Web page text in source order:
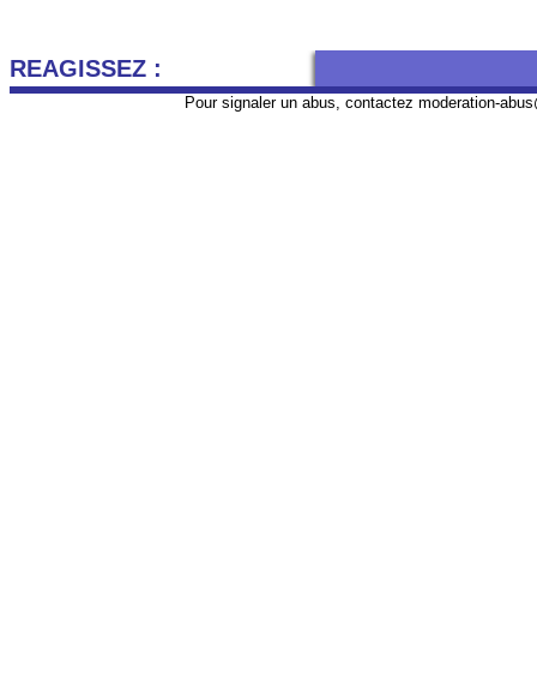
REAGISSEZ :
Pour signaler un abus, contactez moderation-